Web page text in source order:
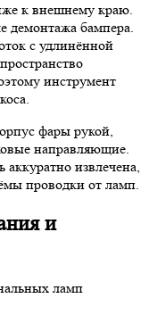
к внешнему краю.
демонтажа бампера.
с удлинённой
инструмент
фары рукой,
направляющие.
извлечена,
проводки от ламп.
и